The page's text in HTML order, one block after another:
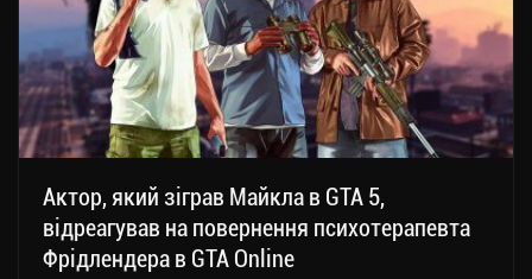
Актор, який зіграв Майкла в GTA 5,
відреагував на повернення психотерапевта
Фрідлендера в GTA Online